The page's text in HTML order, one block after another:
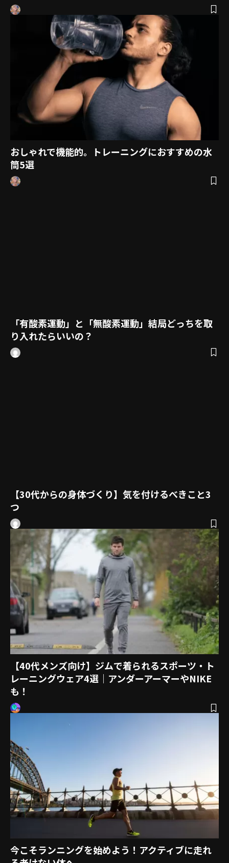
おしゃれで機能的。トレーニングにおすすめの水
筒5選
「有酸素運動」と「無酸素運動」結局どっちを取
り入れたらいいの？
【30代からの身体づくり】気を付けるべきこと3
つ
【40代メンズ向け】ジムで着られるスポーツ・ト
レーニングウェア4選｜アンダーアーマーやNIKE
も！
今こそランニングを始めよう！アクティブに走れ